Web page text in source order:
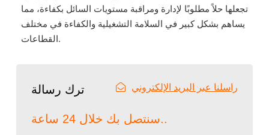
تجعلها حلاً مطلوبًا لإدارة ومراقبة مستويات السائل بكفاءة، مما
يساهم بشكل كبير في السلامة التشغيلية والكفاءة في مختلف
القطاعات.
ترك رسالة راسلنا عبر البريد الإلكتروني
سنتصل بك خلال 24 ساعة..